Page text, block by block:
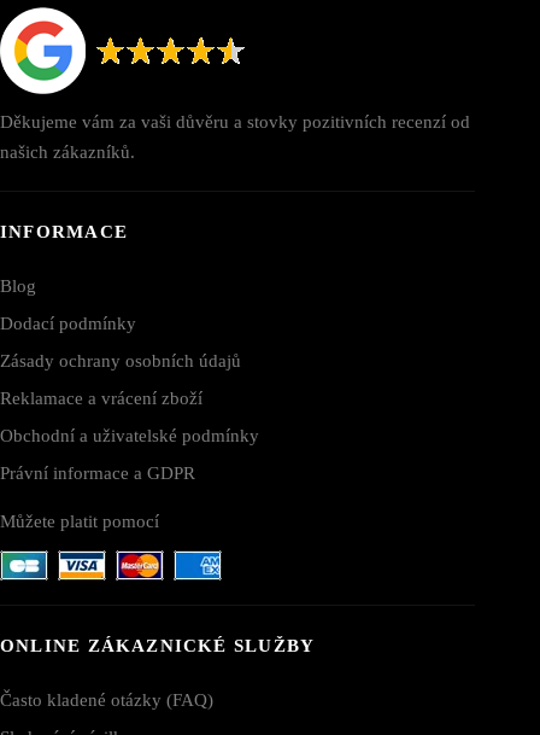
Děkujeme vám za vaši důvěru a stovky pozitivních recenzí od
našich zákazníků.
INFORMACE
Blog
Dodací podmínky
Zásady ochrany osobních údajů
Reklamace a vrácení zboží
Obchodní a uživatelské podmínky
Právní informace a GDPR
Můžete platit pomocí
ONLINE ZÁKAZNICKÉ SLUŽBY
Často kladené otázky (FAQ)